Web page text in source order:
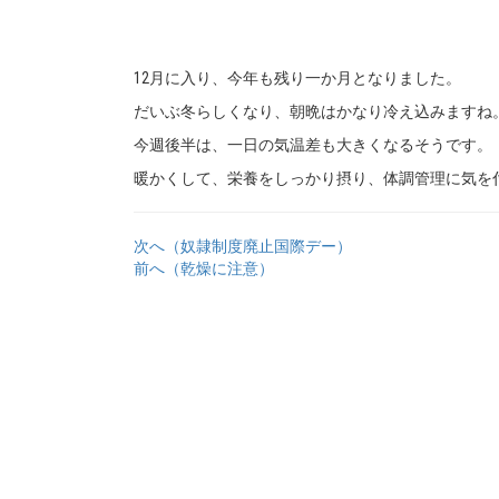
12月に入り、今年も残り一か月となりました。
だいぶ冬らしくなり、朝晩はかなり冷え込みますね。
今週後半は、一日の気温差も大きくなるそうです。
暖かくして、栄養をしっかり摂り、体調管理に気を
次へ（奴隷制度廃止国際デー）
前へ（乾燥に注意）